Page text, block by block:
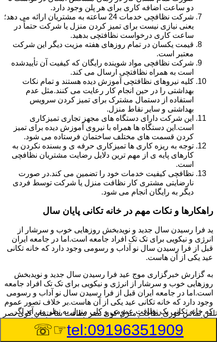
دو ساعت اضافه کاری برای هر پلن وجود دارد.
شرکت نظافچی خدمات 24 ساعته به مشتریان ارائه می دهد؛
یعنی نیازی نیست برای تمیز کردن منزل یا شرکت حتماً در
ساعت کاری درخواست نظافتچی بدهید.
قیمت یکسان در تمام روزهای هفته مزیت دیگر این شرکت
معتبر است.
شرکت نظافچی مواد شوینده رایگان که کیفیت آن تأییدشده
است به همراه نظافتچی ارسال می کند.
کلیه نیروهای نظافتچی آموزش دیده هستند و تمام نکات
بهداشتی را در حین انجام کار رعایت می کنند.مثل عدم
استفاده از دستمال مشترک برای تمیز کردن سرویس
بهداشتی و سایر نقاط منزل.
این شرکت دارای دستگاه های مجهز تجاری تمیزکاری
است.این دستگاه ها همراه با نیروی آموزش دیده برای تمیز
کردن قسمت های مختلف ساختمان فرستاده می شود.
توجه به ریزه کاری ها تمیزکاری حرفه ی و بسنده نکردن به
کارهای پایه ی از مهم ترین دلایل رضایت مشتریان نظافچی
است.
نظافچی کیفیت خدمات خود را تضمین می کند.در صورت
نارضایتی مشتری کار نظافت منزل یا شرکت توسط فردی
دیگر به رایگان انجام می شود.
راهکارها و نکات مهم در خانه تکانی پایان سال
ید فرا رسیدن سال جدید و نویدبخش روزهایی خوب و سرشار از
انرژی و نیکویی برای تک تک افراد جامعه است.اما در جامعه ایران
قبل از فرا رسیدن سال نو آداب و رسومی وجود دارد که خانه تکانی
عید یکی از آن هاست.
به گزارش خبرگزاری موج عید فرا رسیدن سال جدید و نویدبخش
روزهایی خوب و سرشار از انرژی و نیکویی برای تک تک افراد جامعه
است.اما در جامعه ایران قبل از فرا رسیدن سال نو آداب و رسومی
وجود دارد که خانه تکانی عید یکی از آن هاست.بر خلاف تصور عموم
که خانه تکانی یک نظافت عمومی و کلی منزل به نظر می آید اگر
بخواهیم به طور اصولی آن را انجام دهیم باید به برخی از نکات توجه
بیشتر داشته باشیم.
تلفن تماس فورینظافت منزل کوی نصر نظافت ساختمان کوی نصر
tel:09196351909
☞☏